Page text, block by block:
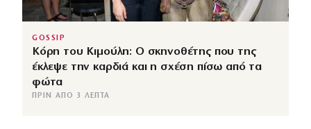
GOSSIP
Κόρη του Κιμούλη: Ο σκηνοθέτης που της
έκλεψε την καρδιά και η σχέση πίσω από τα
φώτα
ΠΡΙΝ ΑΠΌ 3 ΛΕΠΤΆ